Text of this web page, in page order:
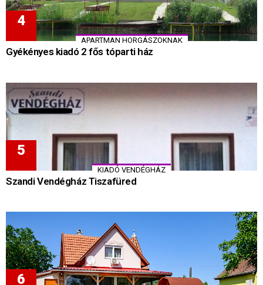
APARTMAN HORGÁSZOKNAK
Gyékényes kiadó 2 fős tóparti ház
KIADÓ VENDÉGHÁZ
Szandi Vendégház Tiszafüred